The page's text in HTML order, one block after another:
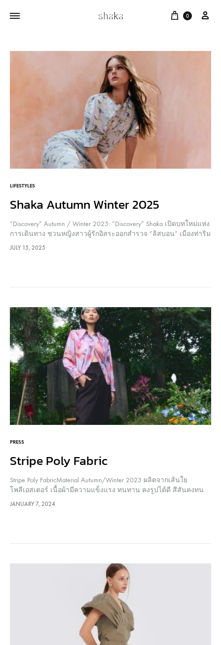
Cart
0
LIFESTYLES
Shaka Autumn Winter 2025
“Discovery” Autumn / Winter 2025: “Discovery” Shaka เปิดบทใหม่แห่ง
การเดินทาง ชวนหญิงสาวผู้รักอิสระออกสำรวจ “ลิสบอน” เมืองท่าริม
ทะเลที่หลอมรวมวัฒนธรรมจากหลากหลายมุมโลก ทั้งยุโรป อาหรับ
ไปจนถึงเอเชีย ด้วยแรงบันดาลใจจากศิลปะ สถาปัตยกรรม และเรื่อง
JULY 15, 2025
PRESS
Stripe Poly Fabric
Stripe Poly FabricMaterial Autumn/Winter 2023 ผลิตจากเส้นใย
โพลีเอสเตอร์ เนื้อผ้ามีความแข็งแรง ทนทาน คงรูปได้ดี สีสันคงทน
สวยงาม ผิวสัมผัสเรียบลื่น ไม่กระด้าง ระบายความชื้นได้ดี ผู้สวมใส่
จึงไม่ร้อนและสบายตัว นอกจากนั้น ตัวผ้ามีการทอลาย Stripe ลงไป
JANUARY 7, 2024